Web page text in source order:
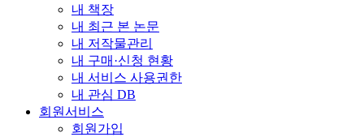
내 책장
내 최근 본 논문
내 저작물관리
내 구매·신청 현황
내 서비스 사용권한
내 관심 DB
회원서비스
회원가입